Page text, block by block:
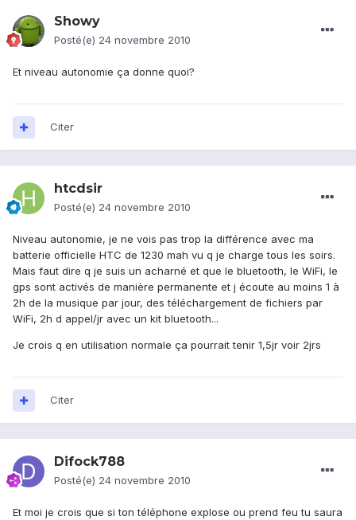
Showy
Posté(e) 24 novembre 2010
Et niveau autonomie ça donne quoi?
Citer
htcdsir
Posté(e) 24 novembre 2010
Niveau autonomie, je ne vois pas trop la différence avec ma
batterie officielle HTC de 1230 mah vu q je charge tous les soirs.
Mais faut dire q je suis un acharné et que le bluetooth, le WiFi, le
gps sont activés de manière permanente et j écoute au moins 1 à
2h de la musique par jour, des téléchargement de fichiers par
WiFi, 2h d appel/jr avec un kit bluetooth...
Je crois q en utilisation normale ça pourrait tenir 1,5jr voir 2jrs
Citer
Difock788
Posté(e) 24 novembre 2010
Et moi je crois que si ton téléphone explose ou prend feu tu saura